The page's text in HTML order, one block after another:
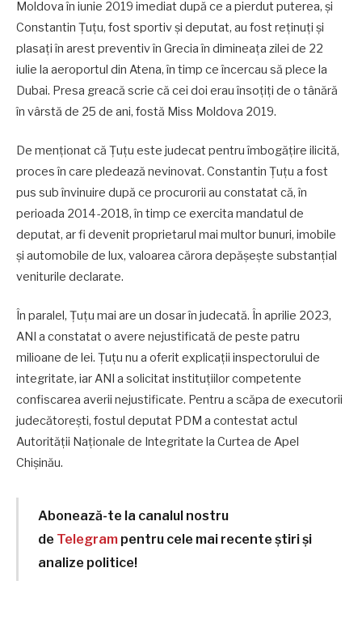
Moldova în iunie 2019 imediat după ce a pierdut puterea, și
Constantin Țuțu, fost sportiv și deputat, au fost reținuți și
plasați în arest preventiv în Grecia în dimineața zilei de 22
iulie la aeroportul din Atena, în timp ce încercau să plece la
Dubai. Presa greacă scrie că cei doi erau însoțiți de o tânără
în vârstă de 25 de ani, fostă Miss Moldova 2019.
De menționat că Țuțu este judecat pentru îmbogățire ilicită,
proces în care pledează nevinovat. Constantin Țuțu a fost
pus sub învinuire după ce procurorii au constatat că, în
perioada 2014-2018, în timp ce exercita mandatul de
deputat, ar fi devenit proprietarul mai multor bunuri, imobile
și automobile de lux, valoarea cărora depășește substanțial
veniturile declarate.
În paralel, Țuțu mai are un dosar în judecată. În aprilie 2023,
ANI a constatat o avere nejustificată de peste patru
milioane de lei. Țuțu nu a oferit explicații inspectorului de
integritate, iar ANI a solicitat instituțiilor competente
confiscarea averii nejustificate. Pentru a scăpa de executorii
judecătorești, fostul deputat PDM a contestat actul
Autorității Naționale de Integritate la Curtea de Apel
Chișinău.
Abonează-te la canalul nostru
de Telegram pentru cele mai recente știri și
analize politice!